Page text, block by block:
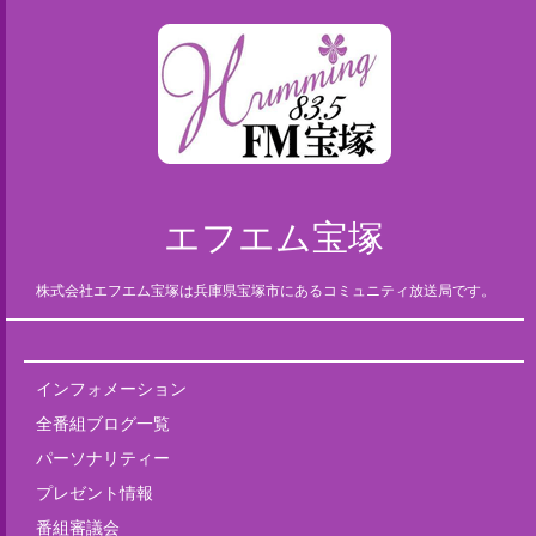
エフエム宝塚
株式会社エフエム宝塚は兵庫県宝塚市にあるコミュニティ放送局です。
インフォメーション
全番組ブログ一覧
パーソナリティー
プレゼント情報
番組審議会